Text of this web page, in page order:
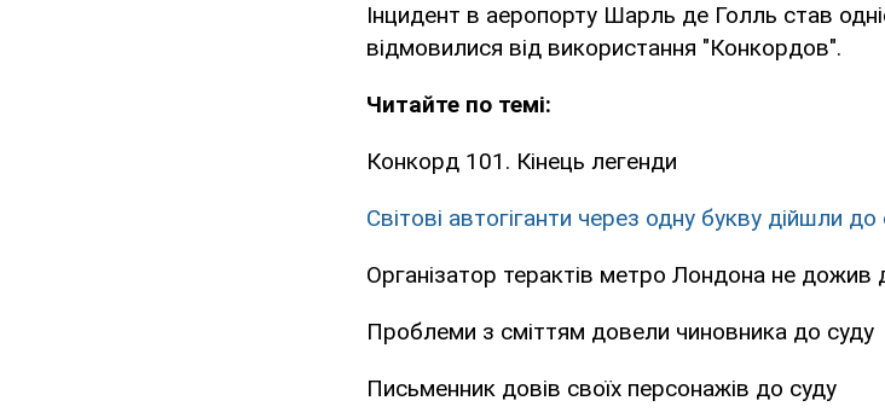
Інцидент в аеропорту Шарль де Голль став
відмовилися від використання "Конкордов".
Читайте по темі:
Конкорд 101. Кінець легенди
Світові автогіганти через одну букву дійшли до
Організатор терактів метро Лондона не дожив
Проблеми з сміттям довели чиновника до суду
Письменник довів своїх персонажів до суду